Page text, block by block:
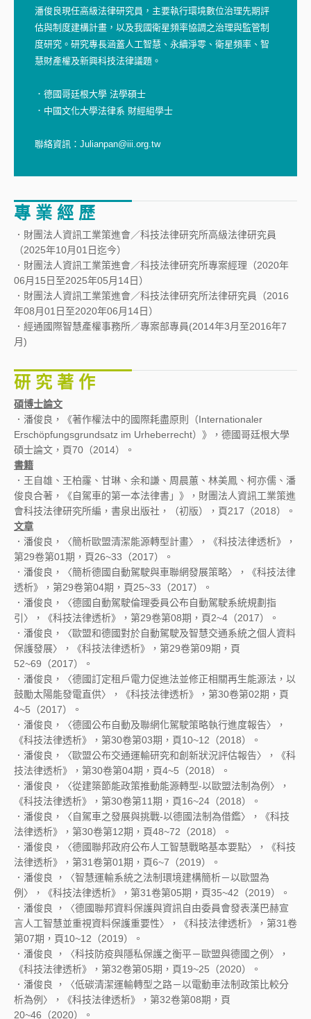
潘俊良現任高級法律研究員，主要執行環境數位治理先期評
估與制度建構計畫，以及我國衛星頻率協調之治理與監管制
度研究。研究專長涵蓋人工智慧、永續淨零、衛星頻率、智
慧財產權及新興科技法律議題。
．德國哥廷根大學 法學碩士
．中國文化大學法律系 財經組學士
聯絡資訊：Julianpan@iii.org.tw
專 業 經 歷
．財團法人資訊工業策進會／科技法律研究所高級法律研究員
（2025年10月01日迄今）
．財團法人資訊工業策進會／科技法律研究所專案經理（2020年
06月15日至2025年05月14日）
．財團法人資訊工業策進會／科技法律研究所法律研究員（2016
年08月01日至2020年06月14日）
．經通國際智慧產權事務所／專案部專員(2014年3月至2016年7
月)
研 究 著 作
碩博士論文
．潘俊良，《著作權法中的國際耗盡原則（Internationaler
Erschöpfungsgrundsatz im Urheberrecht）》，德國哥廷根大學
碩士論文，頁70（2014）。
書籍
．王自雄、王柏霳、甘琳、余和謙、周晨蕙、林美鳳、柯亦儒、潘
俊良合著，《自駕車的第一本法律書」》，財團法人資訊工業策進
會科技法律研究所編，書泉出版社，（初版），頁217（2018）。
文章
．潘俊良，〈簡析歐盟清潔能源轉型計畫〉，《科技法律透析》，
第29卷第01期，頁26~33（2017）。
．潘俊良，〈簡析德國自動駕駛與車聯網發展策略〉，《科技法律
透析》，第29卷第04期，頁25~33（2017）。
．潘俊良，〈德國自動駕駛倫理委員公布自動駕駛系統規劃指
引〉，《科技法律透析》，第29卷第08期，頁2~4（2017）。
．潘俊良，〈歐盟和德國對於自動駕駛及智慧交通系統之個人資料
保護發展〉，《科技法律透析》，第29卷第09期，頁
52~69（2017）。
．潘俊良，〈德國訂定租戶電力促進法並修正相關再生能源法，以
鼓勵太陽能發電直供〉，《科技法律透析》，第30卷第02期，頁
4~5（2017）。
．潘俊良，〈德國公布自動及聯網化駕駛策略執行進度報告〉，
《科技法律透析》，第30卷第03期，頁10~12（2018）。
．潘俊良，〈歐盟公布交通運輸研究和創新狀況評估報告〉，《科
技法律透析》，第30卷第04期，頁4~5（2018）。
．潘俊良，〈從建築節能政策推動能源轉型-以歐盟法制為例〉，
《科技法律透析》，第30卷第11期，頁16~24（2018）。
．潘俊良，〈自駕車之發展與挑戰-以德國法制為借鑑〉，《科技
法律透析》，第30卷第12期，頁48~72（2018）。
．潘俊良，〈德國聯邦政府公布人工智慧戰略基本要點〉，《科技
法律透析》，第31卷第01期，頁6~7（2019）。
．潘俊良 ，〈智慧運輸系統之法制環境建構簡析－以歐盟為
例〉，《科技法律透析》，第31卷第05期，頁35~42（2019）。
．潘俊良 ，〈德國聯邦資料保護與資訊自由委員會發表漢巴赫宣
言人工智慧並重視資料保護重要性〉，《科技法律透析》，第31卷
第07期，頁10~12（2019）。
．潘俊良 ，〈科技防疫與隱私保護之衡平－歐盟與德國之例〉，
《科技法律透析》，第32卷第05期，頁19~25（2020）。
．潘俊良 ，〈低碳清潔運輸轉型之路－以電動車法制政策比較分
析為例〉，《科技法律透析》，第32卷第08期，頁
20~46（2020）。